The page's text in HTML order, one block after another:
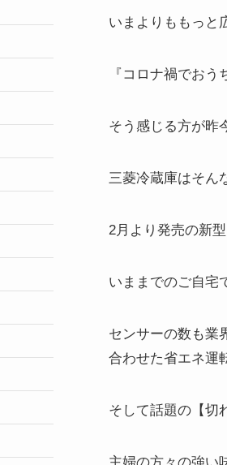
いまよりももっと
『コロナ禍でお
そう感じる方が昨
三菱冷蔵庫はそん
2月より発売の新
いままでのご自宅
センサーの数も業
合わせた省エネ運
そして話題の【切